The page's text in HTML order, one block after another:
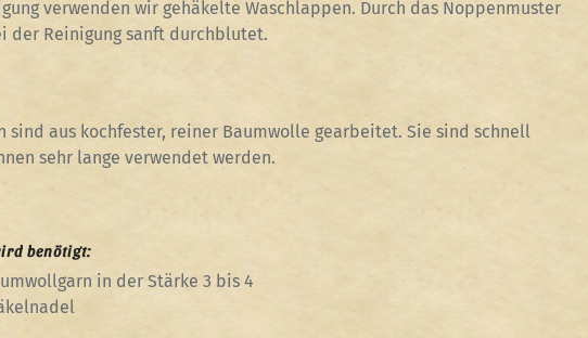
verwenden wir gehäkelte Waschlappen. Durch das Noppenmuster
der Reinigung sanft durchblutet.
sind aus kochfester, reiner Baumwolle gearbeitet. Sie sind schnell
sehr lange verwendet werden.
benötigt:
in der Stärke 3 bis 4